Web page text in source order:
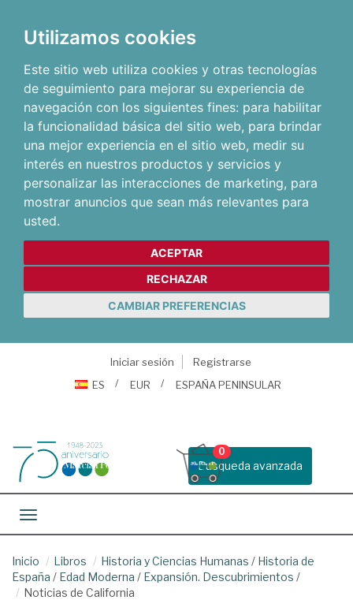
Utilizamos cookies
Este sitio web utiliza cookies y otras tecnologías
de seguimiento para mejorar su experiencia de
navegación con los siguientes fines: para habilitar
la funcionalidad básica del sitio web, para brindar
una mejor experiencia en el sitio web, medir su
interés en nuestros productos y servicios y
personalizar las interacciones de marketing, para
mostrar anuncios que sean más relevantes para
usted.
ACEPTAR
RECHAZAR
CAMBIAR PREFERENCIAS
Iniciar sesión
Registrarse
ES
EUR ESPAÑA PENINSULAR
Busqueda avanzada
0
Toggle navigation
Inicio Libros Historia y Ciencias Humanas / Historia de
España / Edad Moderna / Expansión. Descubrimientos /
Noticias de California